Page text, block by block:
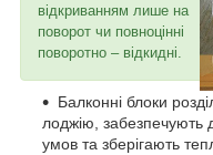
відкриванням лише на
поворот чи повноцінні
поворотно – відкидні.
Балконні блоки
лоджію, забезпечують
умов та зберігають